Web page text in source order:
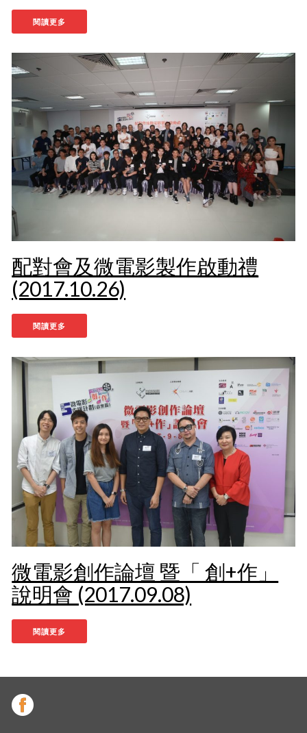
閱讀更多
配對會及微電影製作啟動禮
(2017.10.26)
閱讀更多
微電影創作論壇 暨「 創+作」
說明會 (2017.09.08)
閱讀更多